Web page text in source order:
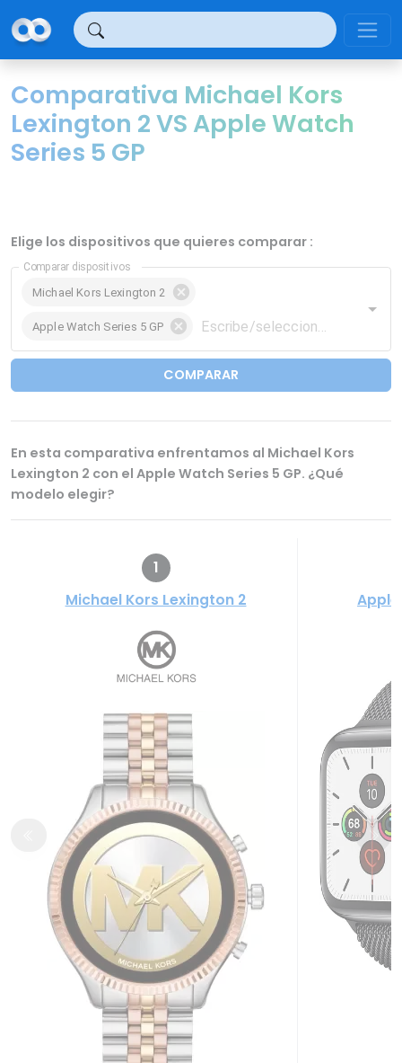
Comparativa Michael Kors
Lexington 2 VS Apple Watch
Series 5 GP
Elige los dispositivos que quieres comparar :
Comparar dispositivos
Michael Kors Lexington 2
Apple Watch Series 5 GP
COMPARAR
En esta comparativa enfrentamos al Michael Kors
Lexington 2 con el Apple Watch Series 5 GP. ¿Qué
modelo elegir?
1
Michael Kors Lexington 2
Apple
Panel de gestión de cookies